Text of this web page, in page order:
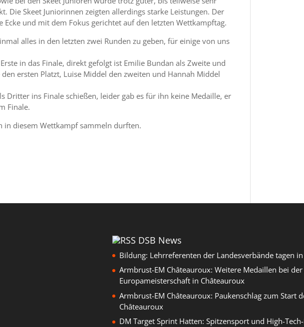
Die Skeet Juniorinnen zeigten allerdings starke Leistungen. Der
und mit dem Fokus gerichtet auf den letzten Wettkampftag.
alles in den letzten zwei Runden zu geben, für einige von uns
in das Finale, direkt gefolgt ist Emilie Bundan als Zweite und
ersten Platzt, Luise Middel den zweiten und Hannah Middel
Dritter ins Finale schießen, leider gab es für ihn keine Medaille, er
Finale.
in diesem Wettkampf sammeln durften.
DSB News
Bildung: Lehrreferenten der Landesverbände tagen
Armbrust-EM Châteauroux: Weitere Medaillen bei
Europameisterschaft in Châteauroux
Armbrust-EM Châteauroux: Paukenschlag zum Start
Châteauroux
DM Target Sprint Hatten: Spitzensport und High-